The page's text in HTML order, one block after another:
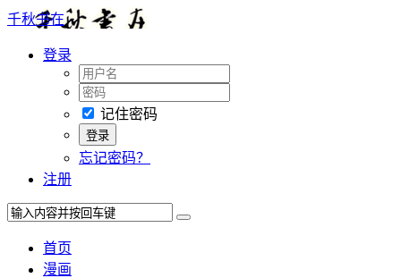
千秋书在
登录
记住密码
忘记密码？
注册
首页
漫画